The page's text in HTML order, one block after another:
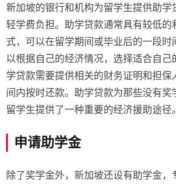
新加坡的银行和机构为留学生提供助学
轻学费负担。助学贷款通常具有较低的
式，可以在留学期间或毕业后的一段时
以根据自己的经济情况，选择适合自己
学贷款需要提供相关的财务证明和担保
间内按时还款。助学贷款为那些没有奖
留学生提供了一种重要的经济援助途径。
申请助学金
除了奖学金外，新加坡还设有助学金，